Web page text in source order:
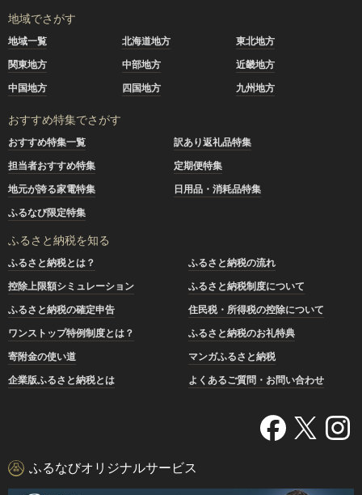
地域でさがす
地域一覧 北海道地方
東北地方
関東地方
中部地方
近畿地方
中国地方
四国地方 九州地方
おすすめ特集でさがす
おすすめ特集一覧
訳あり返礼品特集
担当者おすすめ特集
定期便特集
地元が誇る家電特集
日用品・消耗品特集
ふるなび限定特集
ふるさと納税を知る
ふるさと納税とは？
ふるさと納税の流れ
控除上限額シミュレーション
ふるさと納税制度について
ふるさと納税の確定申告
住民税・所得税の控除について
ワンストップ特例制度とは？
ふるさと納税のお礼特典
寄附金の使い道
マンガふるさと納税
企業版ふるさと納税とは
よくあるご質問・お問い合わせ
ふるなびオリジナルサービス